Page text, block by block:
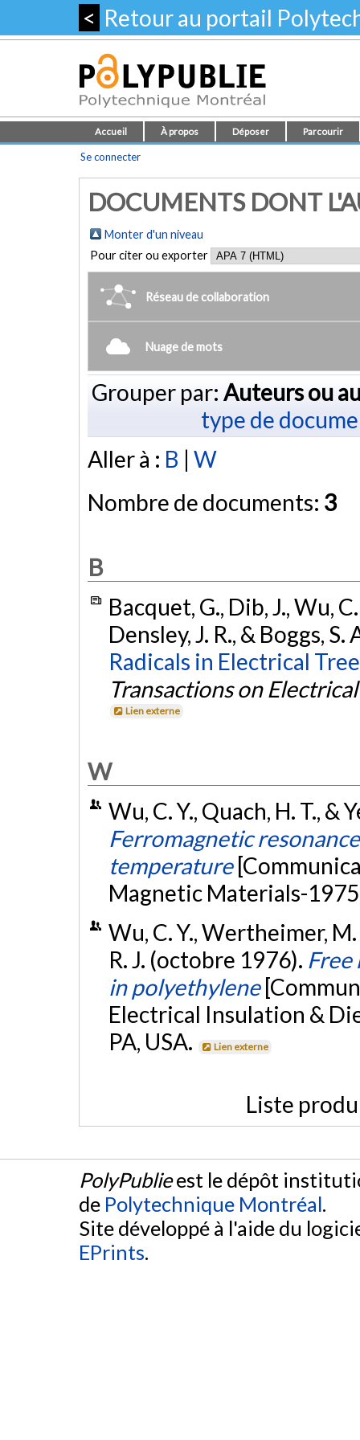
< Retour au portail
Accueil À propos Déposer Parcourir
Se connecter
DOCUMENTS DONT
Monter d'un niveau
Pour citer ou exporter
Réseau de collaboration
Nuage de mots
Grouper par: Auteurs ou
type de
Aller à : B | W
Nombre de documents: 3
B
Bacquet, G., Dib, J., Wu,
Densley, J. R., & Boggs,
Radicals in Electrical
Transactions on
Lien externe
W
Wu, C. Y., Quach, H. T., &
Ferromagnetic
temperature
Magnetic Materials-
Wu, C. Y., Wertheimer, M.
R. J. (octobre 1976). Free
in polyethylene
Electrical Insulation &
PA, USA.
Lien externe
Liste
PolyPublieest le dépôt
de Polytechnique Montréal.
Site développé à l'aide du
EPrints.